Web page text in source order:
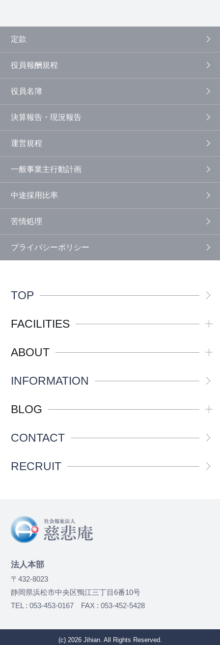
定款
役員報酬規程
役員名簿
決算報告・現況報告
運営規程
一般事業主行動計画
中途採用比率
苦情処理
プライバシーポリシー
TOP
FACILITIES
ABOUT
INFORMATION
BLOG
CONTACT
RECRUIT
法人本部
〒432-8023
静岡県浜松市中央区鴨江三丁目6番10号
TEL : 053-453-0167 FAX : 053-452-5428
(c) 2026 Jihian. All Rights Reserved.